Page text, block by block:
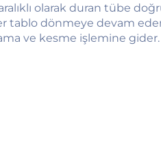
olarak duran tübe
tablo dönmeye devam
ve kesme işlemine